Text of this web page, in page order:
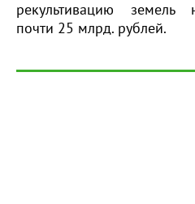
рекультивацию земель
почти 25 млрд. рублей.